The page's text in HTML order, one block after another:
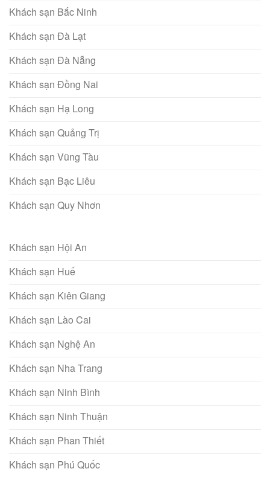
Khách sạn Bắc Ninh
Khách sạn Đà Lạt
Khách sạn Đà Nẵng
Khách sạn Đồng Nai
Khách sạn Hạ Long
Khách sạn Quảng Trị
Khách sạn Vũng Tàu
Khách sạn Bạc Liêu
Khách sạn Quy Nhơn
Khách sạn Hội An
Khách sạn Huế
Khách sạn Kiên Giang
Khách sạn Lào Cai
Khách sạn Nghệ An
Khách sạn Nha Trang
Khách sạn Ninh Bình
Khách sạn Ninh Thuận
Khách sạn Phan Thiết
Khách sạn Phú Quốc